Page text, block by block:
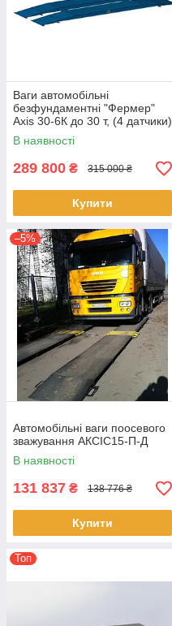
Ваги автомобільні
безфундаментні "Фермер"
Axis 30-6К до 30 т, (4 датчики)
практичні
В наявності
289 800 ₴ 315 000 ₴
Купити
–5%
Автомобільні ваги поосевого
зважування АКСІС15-П-Д
В наявності
131 837 ₴ 138 776 ₴
Купити
Топ